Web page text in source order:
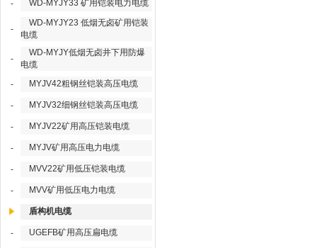
- WD-MYJY33 矿用铠装电力电缆
-
WD-MYJY23 低烟无卤矿用铠装
电缆
-
WD-MYJY低烟无卤井下用防爆
电缆
-
MYJV42粗钢丝铠装高压电缆
- MYJV32细钢丝铠装高压电缆
- MYJV22矿用高压铠装电缆
- MYJV矿用高压电力电缆
- MVV22矿用低压铠装电缆
- MVV矿用低压电力电缆
盾构机电缆
- UGEFB矿用高压扁电缆